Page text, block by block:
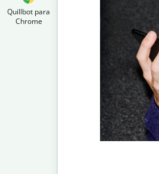
Quillbot para
Chrome